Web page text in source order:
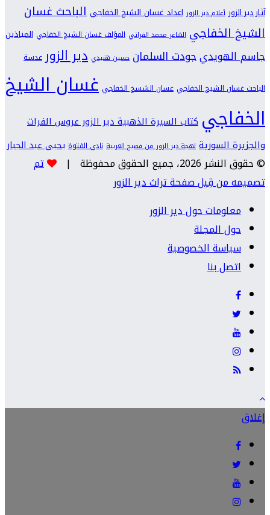
آثار دير الزور أعلام دير الزور اعداد غسان الشيخ الخفاجي الباحث غسان
الشيخ الخفاجي الشاعر محمد الفراتي المؤلف غسان الشيخ الخفاجي المياذين
جاسم الهويديجودت السلمان حسين هنيدي دير الزور عدسة
الباحث غسان الشيخ الخفاجي غسان الشسخ الخفاجي غسان الشيخ
الخفاجي كتاب السيرة الذهبية دير الزور عروس الفرات
والجزيرة السورية لهجة دير الزور من فصيح العربية نادي الفتوة يحيى عبد الجبار
© حقوق النشر 2026، جميع الحقوق محفوظة |
تم
تصميمه من قِبل صفحة تراث دير الزور
معلومات حول دير الزور
حول المجلة
سياسة الخصوصية
اتصل بنا
إغلاق